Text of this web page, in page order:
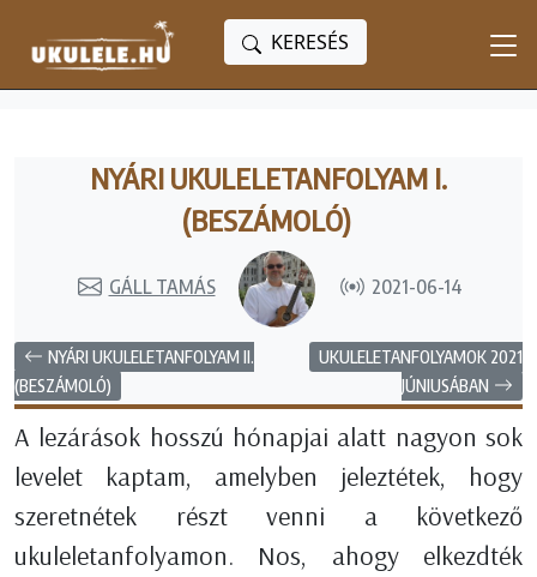
KERESÉS
NYÁRI UKULELETANFOLYAM I.
(BESZÁMOLÓ)
GÁLL TAMÁS 2021-06-14
NYÁRI UKULELETANFOLYAM II.
(BESZÁMOLÓ)
UKULELETANFOLYAMOK 2021
JÚNIUSÁBAN
A lezárások hosszú hónapjai alatt nagyon sok
levelet kaptam, amelyben jeleztétek, hogy
szeretnétek részt venni a következő
ukuleletanfolyamon. Nos, ahogy elkezdték